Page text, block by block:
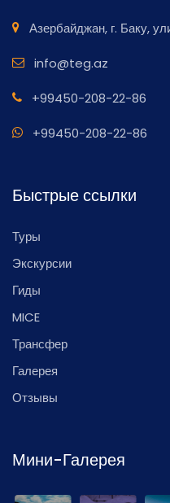
Азербайджан, г. Баку,
info@teg.az
+99450-208-22-86
+99450-208-22-86
Быстрые ссылки
Туры
Экскурсии
Гиды
MICE
Трансфер
Галерея
Отзывы
Мини-Галерея